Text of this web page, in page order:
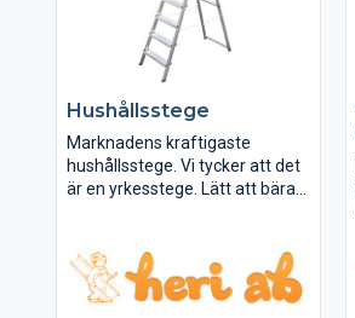
Hushållsstege
Marknadens kraftigaste
hushållsstege. Vi tycker att det
är en yrkesstege. Lätt att bära
mönsterpressad aluminium.